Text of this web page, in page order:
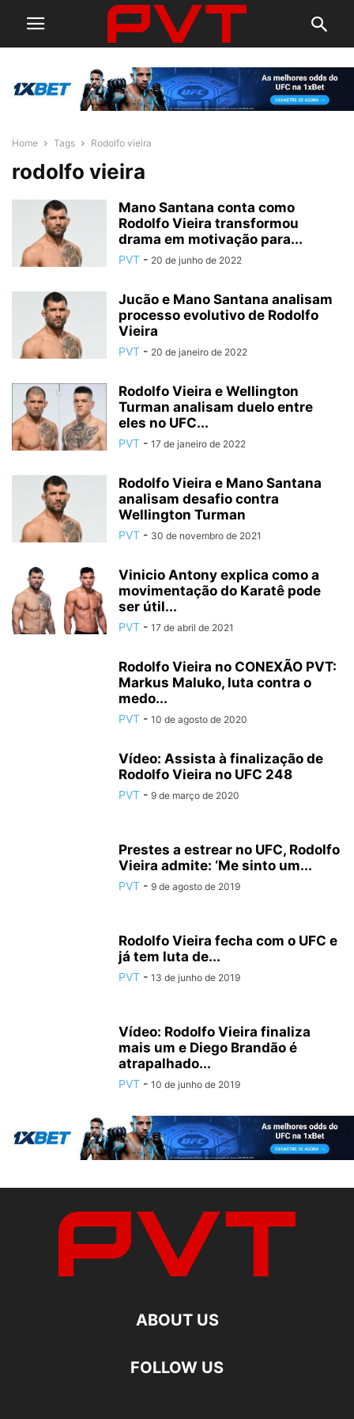
Home Tags Rodolfo vieira
rodolfo vieira
Mano Santana conta como
Rodolfo Vieira transformou
drama em motivação para...
PVT - 20 de junho de 2022
Jucão e Mano Santana analisam
processo evolutivo de Rodolfo
Vieira
PVT - 20 de janeiro de 2022
Rodolfo Vieira e Wellington
Turman analisam duelo entre
eles no UFC...
PVT - 17 de janeiro de 2022
Rodolfo Vieira e Mano Santana
analisam desafio contra
Wellington Turman
PVT - 30 de novembro de 2021
Vinicio Antony explica como a
movimentação do Karatê pode
ser útil...
PVT - 17 de abril de 2021
Rodolfo Vieira no CONEXÃO PVT:
Markus Maluko, luta contra o
medo...
PVT - 10 de agosto de 2020
Vídeo: Assista à finalização de
Rodolfo Vieira no UFC 248
PVT - 9 de março de 2020
Prestes a estrear no UFC, Rodolfo
Vieira admite: ‘Me sinto um...
PVT - 9 de agosto de 2019
Rodolfo Vieira fecha com o UFC e
já tem luta de...
PVT - 13 de junho de 2019
Vídeo: Rodolfo Vieira finaliza
mais um e Diego Brandão é
atrapalhado...
PVT - 10 de junho de 2019
ABOUT US
FOLLOW US